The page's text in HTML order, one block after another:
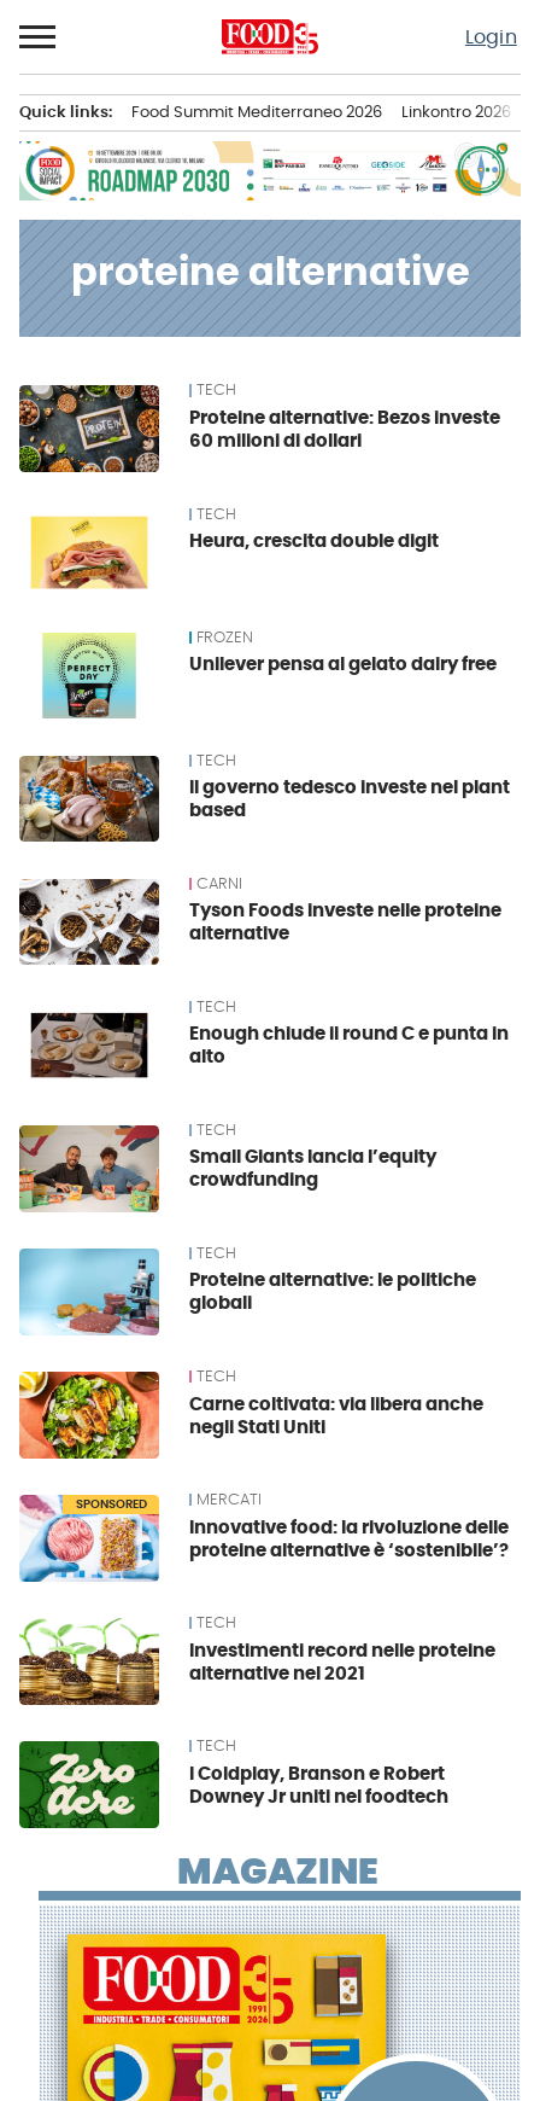
al
contenuto
Login
principale
Quick links: Food Summit Mediterraneo 2026 Linkontro 2026
proteine alternative
News TECH
Proteine alternative: Bezos investe
60 milioni di dollari
TECH
Heura, crescita double digit
FROZEN
Unilever pensa al gelato dairy free
TECH
Il governo tedesco investe nel plant
based
CARNI
Tyson Foods investe nelle proteine
alternative
TECH
Enough chiude il round C e punta in
alto
TECH
Small Giants lancia l’equity
crowdfunding
TECH
Proteine alternative: le politiche
globali
TECH
Carne coltivata: via libera anche
negli Stati Uniti
SPONSORED MERCATI
Innovative food: la rivoluzione delle
proteine alternative è ‘sostenibile’?
TECH
Investimenti record nelle proteine
alternative nel 2021
TECH
I Coldplay, Branson e Robert
Downey Jr uniti nel foodtech
MAGAZINE